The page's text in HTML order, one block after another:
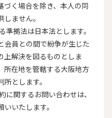
づく場合を除き、本人の同
ません。
準拠法は日本法とします。
会員との間で紛争が生じた
上解決を図るものとしま
所在地を管轄する大阪地方
とします。
に関するお問い合わせは、
いたします。